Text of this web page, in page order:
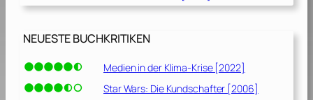
NEUESTE BUCHKRITIKEN
Medien in der Klima-Krise [2022]
Star Wars: Die Kundschafter [2006]